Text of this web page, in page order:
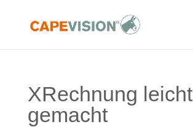
XRechnung leicht
gemacht